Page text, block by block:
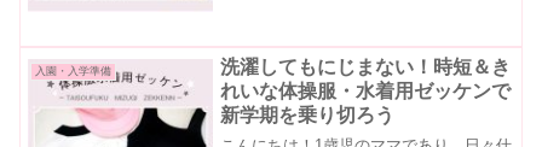
入園・入学準備
洗濯してもにじまない！時短＆き
れいな体操服・水着用ゼッケンで
新学期を乗り切ろう